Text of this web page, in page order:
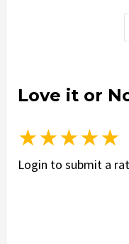
Love it or
★★★★★
Login to submit a